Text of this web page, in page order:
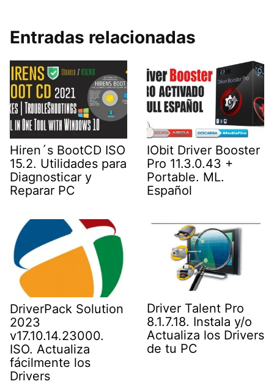
Entradas relacionadas
Hiren´s BootCD ISO
15.2. Utilidades para
Diagnosticar y
Reparar PC
IObit Driver Booster
Pro 11.3.0.43 +
Portable. ML.
Español
DriverPack Solution
2023
v17.10.14.23000.
ISO. Actualiza
fácilmente los
Drivers
Driver Talent Pro
8.1.7.18. Instala y/o
Actualiza los Drivers
de tu PC